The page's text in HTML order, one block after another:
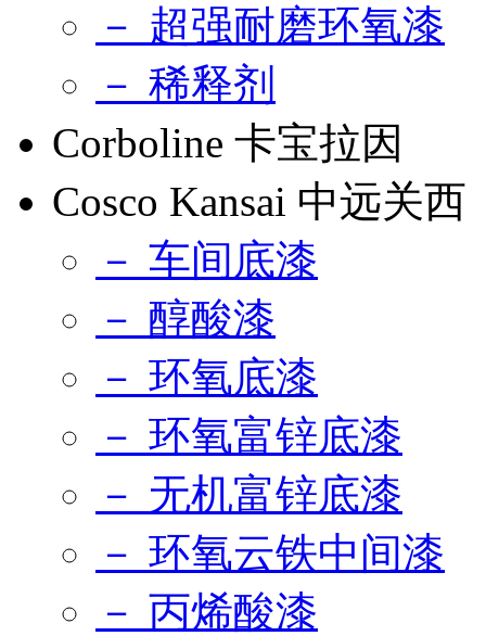
－ 超强耐磨环氧漆
－ 稀释剂
Corboline 卡宝拉因
Cosco Kansai 中远关西
－ 车间底漆
－ 醇酸漆
－ 环氧底漆
－ 环氧富锌底漆
－ 无机富锌底漆
－ 环氧云铁中间漆
－ 丙烯酸漆